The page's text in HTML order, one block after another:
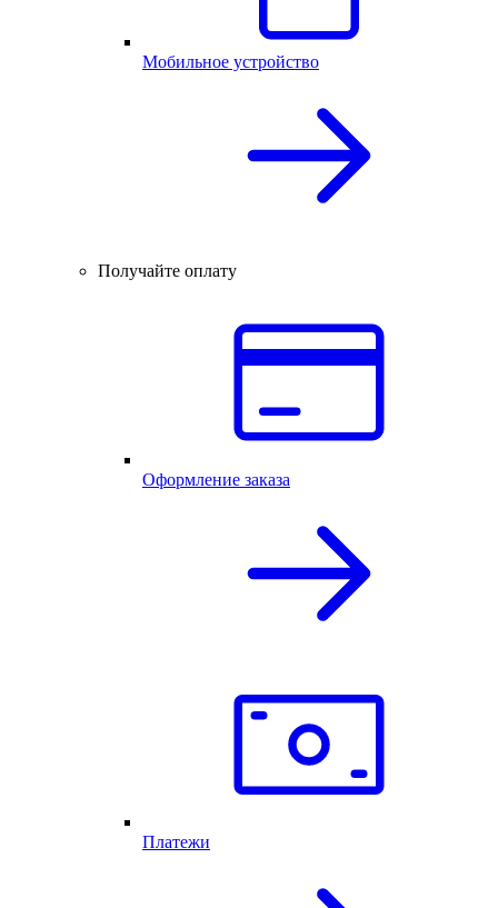
Мобильное устройство
Получайте оплату
Оформление заказа
Платежи